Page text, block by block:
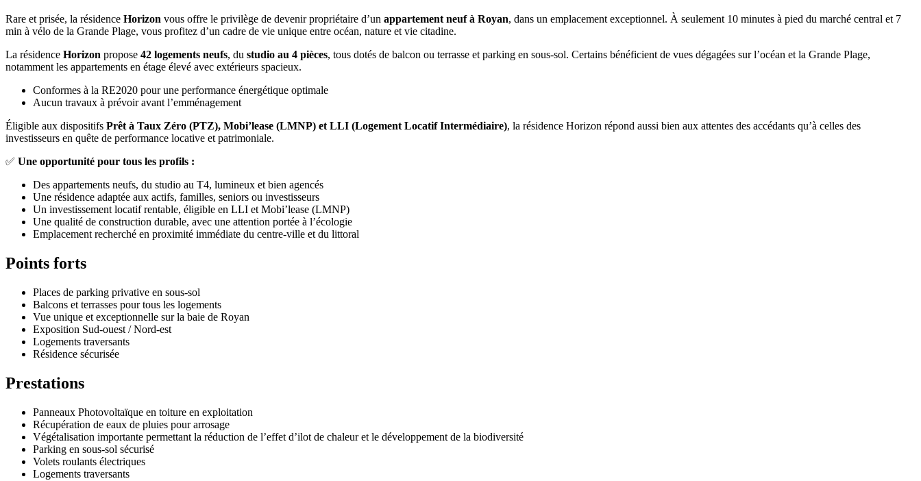
Rare et prisée, la résidence Horizon vous offre le privilège de devenir propriétaire d’un appartement neuf à Royan, dans un emplacement exceptionnel. À seulement 10 minutes à pied du marché central et 7
min à vélo de la Grande Plage, vous profitez d’un cadre de vie unique entre océan, nature et vie citadine.
La résidence Horizon propose 42 logements neufs, du studio au 4 pièces, tous dotés de balcon ou terrasse et parking en sous-sol. Certains bénéficient de vues dégagées sur l’océan et la Grande Plage,
notamment les appartements en étage élevé avec extérieurs spacieux.
Conformes à la RE2020 pour une performance énergétique optimale
Aucun travaux à prévoir avant l’emménagement
Éligible aux dispositifs Prêt à Taux Zéro (PTZ), Mobi’lease (LMNP) et LLI (Logement Locatif Intermédiaire), la résidence Horizon répond aussi bien aux attentes des accédants qu’à celles des
investisseurs en quête de performance locative et patrimoniale.
✅ Une opportunité pour tous les profils :
Des appartements neufs, du studio au T4, lumineux et bien agencés
Une résidence adaptée aux actifs, familles, seniors ou investisseurs
Un investissement locatif rentable, éligible en LLI et Mobi’lease (LMNP)
Une qualité de construction durable, avec une attention portée à l’écologie
Emplacement recherché en proximité immédiate du centre-ville et du littoral
Points forts
Places de parking privative en sous-sol
Balcons et terrasses pour tous les logements
Vue unique et exceptionnelle sur la baie de Royan
Exposition Sud-ouest / Nord-est
Logements traversants
Résidence sécurisée
Prestations
Panneaux Photovoltaïque en toiture en exploitation
Récupération de eaux de pluies pour arrosage
Végétalisation importante permettant la réduction de l’effet d’ilot de chaleur et le développement de la biodiversité
Parking en sous-sol sécurisé
Volets roulants électriques
Logements traversants